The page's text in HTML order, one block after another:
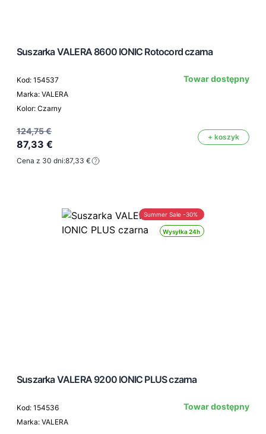
Suszarka VALERA 8600 IONIC Rotocord czarna
Kod: 154537
Marka: VALERA
Kolor: Czarny
Towar dostępny
124,75 €
87,33 €
+ koszyk
Cena z 30 dni:87,33 €
Wysyłka 24h
Summer Sale -30%
Suszarka VALERA 9200 IONIC PLUS czarna
Kod: 154536
Marka: VALERA
Towar dostępny